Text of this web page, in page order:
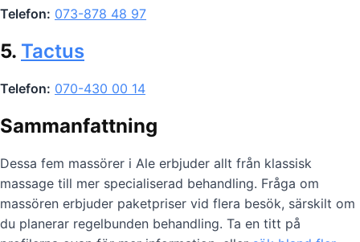
Telefon: 073-878 48 97
5. Tactus
Telefon: 070-430 00 14
Sammanfattning
Dessa fem massörer i Ale erbjuder allt från klassisk
massage till mer specialiserad behandling. Fråga om
massören erbjuder paketpriser vid flera besök, särskilt om
du planerar regelbunden behandling. Ta en titt på